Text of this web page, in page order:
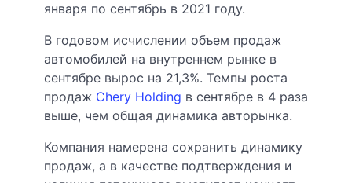
января по сентябрь в 2021 году.
В годовом исчислении объем продаж
автомобилей на внутреннем рынке в
сентябре вырос на 21,3%. Темпы роста
продаж Chery Holding в сентябре в 4 раза
выше, чем общая динамика авторынка.
Компания намерена сохранить динамику
продаж, а в качестве подтверждения и